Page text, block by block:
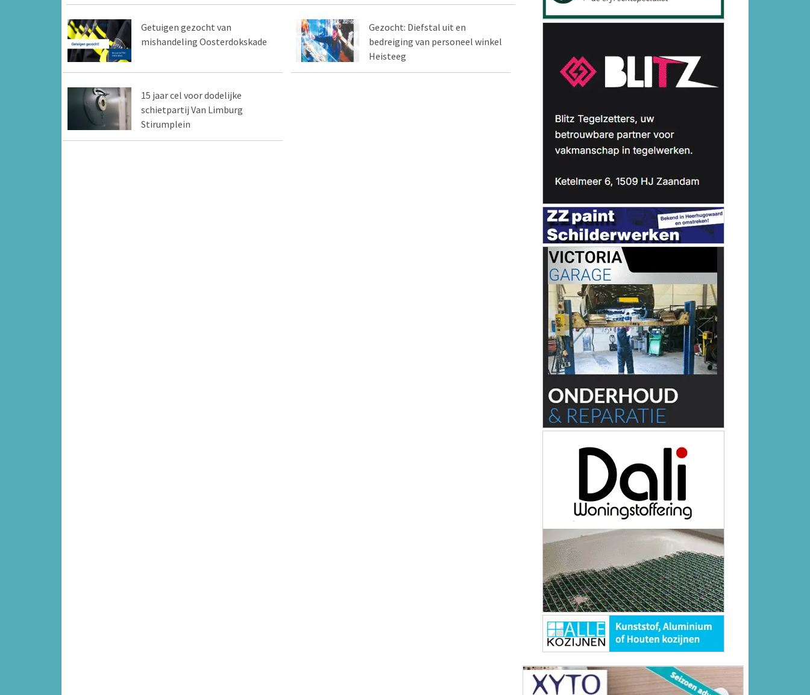
Getuigen gezocht van
mishandeling Oosterdokskade
Gezocht: Diefstal uit en
bedreiging van personeel winkel
Heisteeg
15 jaar cel voor dodelijke
schietpartij Van Limburg
Stirumplein